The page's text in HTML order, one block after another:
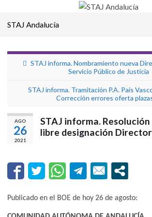
STAJ Andalucía
STAJ informa. Nombramiento nueva
Servicio Público de Justicia
STAJ informa. Tramitación P.A. País
Corrección errores oferta
AGO
26
2021
STAJ informa.
libre designación
Publicado en el BOE de hoy 26 de agosto: